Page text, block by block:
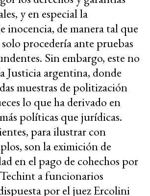
y en especial la
inocencia, de manera tal que
procedería ante pruebas
Sin embargo, este no
Justicia argentina, donde
muestras de politización
lo que ha derivado en
políticas que jurídicas.
para ilustrar con
son la eximición de
en el pago de cohechos por
a funcionarios
por el juez Ercolini